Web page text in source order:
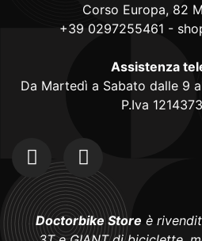
Corso Europa, 82
+39 0297255461 -
Assistenza
Da Martedì a Sabato dalle 9
P.Iva
Doctorbike Store è